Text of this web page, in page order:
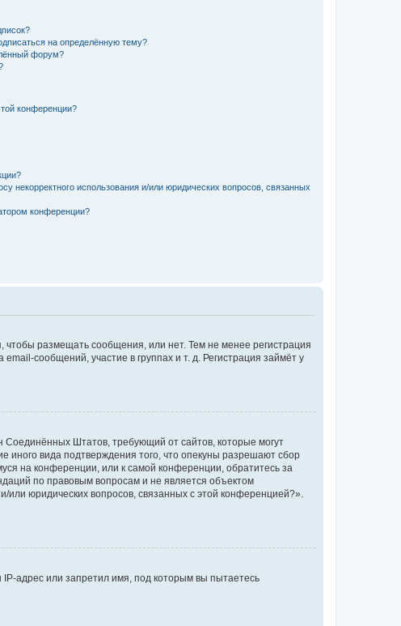
на определённую тему?
форум?
конференции?
некорректного использования и/или юридических вопросов, связанных
конференции?
чтобы размещать сообщения, или нет. Тем не менее регистрация
сообщений, участие в группах и т. д. Регистрация займёт у
Соединённых Штатов, требующий от сайтов, которые могут
вида подтверждения того, что опекуны разрешают сбор
на конференции, или к самой конференции, обратитесь за
по правовым вопросам и не является объектом
или юридических вопросов, связанных с этой конференцией?».
адрес или запретил имя, под которым вы пытаетесь